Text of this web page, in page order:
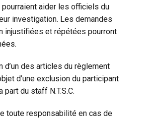
aider les officiels du
investigation. Les demandes
injustifiées et répétées pourront
d’un des articles du règlement
d’une exclusion du participant
part du staff N.T.S.C.
toute responsabilité en cas de